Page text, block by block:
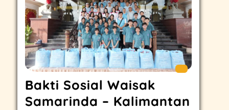
Bakti Sosial Waisak
Samarinda – Kalimantan